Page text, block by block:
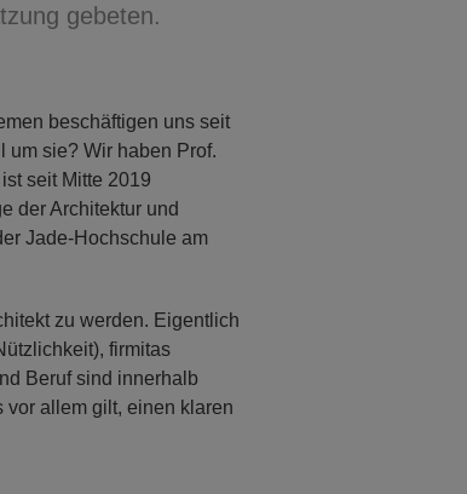
gebeten.
beschäftigen uns seit
um sie? Wir haben Prof.
seit Mitte 2019
der Architektur und
Jade-Hochschule am
zu werden. Eigentlich
firmitas
Beruf sind innerhalb
allem gilt, einen klaren